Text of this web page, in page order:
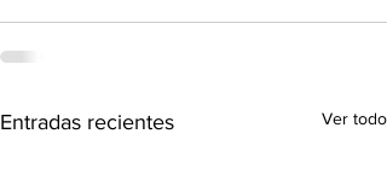
Entradas recientes Ver todo